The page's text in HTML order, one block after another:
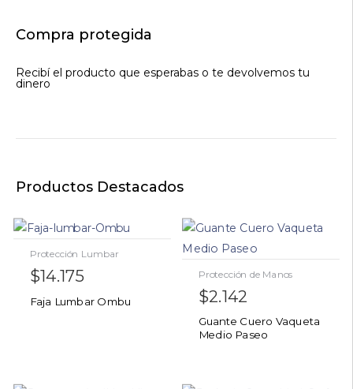
Compra protegida
Recibí el producto que esperabas o te devolvemos tu
dinero
Productos Destacados
Protección Lumbar
$14.175
Faja Lumbar Ombu
Protección de Manos
$2.142
Guante Cuero Vaqueta
Medio Paseo